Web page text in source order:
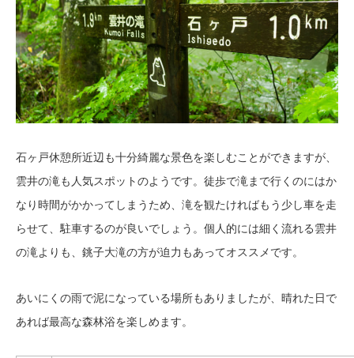
石ヶ戸休憩所近辺も十分綺麗な景色を楽しむことができますが、
雲井の滝も人気スポットのようです。徒歩で滝まで行くのにはか
なり時間がかかってしまうため、滝を観たければもう少し車を走
らせて、駐車するのが良いでしょう。個人的には細く流れる雲井
の滝よりも、銚子大滝の方が迫力もあってオススメです。
あいにくの雨で泥になっている場所もありましたが、晴れた日で
あれば最高な森林浴を楽しめます。